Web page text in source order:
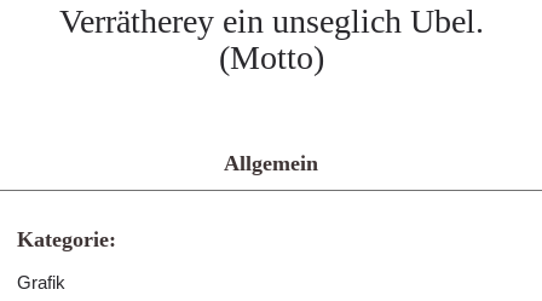
Verrätherey ein unseglich Ubel.
(Motto)
Allgemein
Kategorie:
Grafik